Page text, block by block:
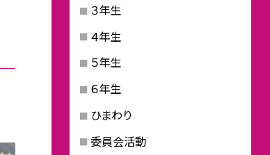
３年生
４年生
５年生
６年生
ひまわり
委員会活動